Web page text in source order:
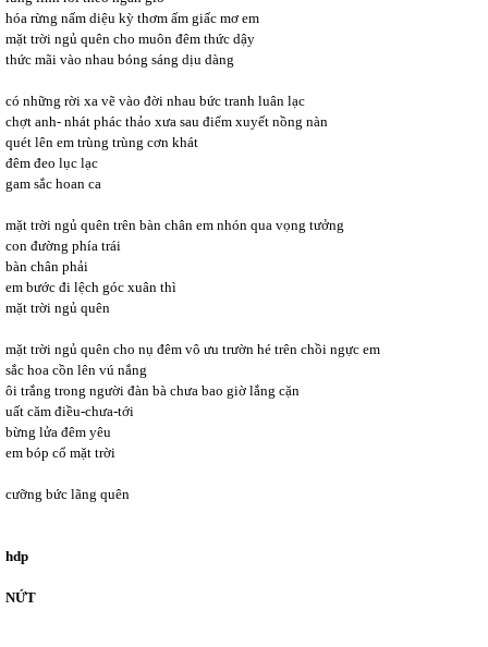
hóa rừng nấm diệu kỳ thơm ấm giấc mơ em
mặt trời ngủ quên cho muôn đêm thức dậy
thức mãi vào nhau bóng sáng dịu dàng
có những rời xa vẽ vào đời nhau bức tranh luân lạc
chợt anh- nhát phác thảo xưa sau điểm xuyết nồng nàn
quét lên em trùng trùng cơn khát
đêm đeo lục lạc
gam sắc hoan ca
mặt trời ngủ quên trên bàn chân em nhón qua vọng tưởng
con đường phía trái
bàn chân phải
em bước đi lệch góc xuân thì
mặt trời ngủ quên
mặt trời ngủ quên cho nụ đêm vô ưu trườn hé trên chồi ngực em
sắc hoa cồn lên vú nắng
ôi trắng trong người đàn bà chưa bao giờ lắng cặn
uất căm điều-chưa-tới
bừng lửa đêm yêu
em bóp cổ mặt trời
cưỡng bức lãng quên
hdp
NỨT